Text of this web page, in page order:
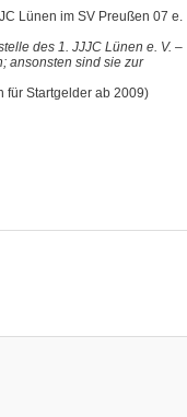
Lünen im SV Preußen 07 e.
des 1. JJJC Lünen e. V. –
ansonsten sind sie zur
für Startgelder ab 2009)